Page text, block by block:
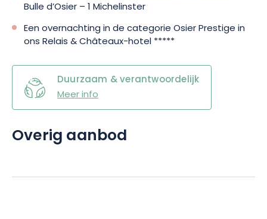
Bulle d’Osier – 1 Michelinster
Een overnachting in de categorie Osier Prestige in
ons Relais & Châteaux-hotel *****
Duurzaam & verantwoordelijk
Meer info
Overig aanbod